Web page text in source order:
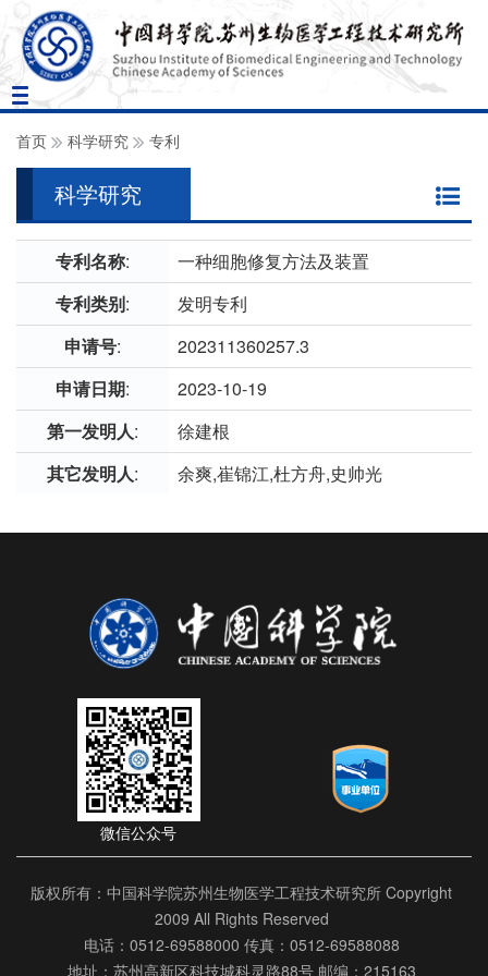
Toggle
navigation
首页 科学研究 专利
科学研究
专利名称:
一种细胞修复方法及装置
专利类别:
发明专利
申请号:
202311360257.3
申请日期:
2023-10-19
第一发明人:
徐建根
其它发明人: 余爽,崔锦江,杜方舟,史帅光
微信公众号
版权所有：中国科学院苏州生物医学工程技术研究所 Copyright
2009 All Rights Reserved
电话：0512-69588000 传真：0512-69588088
地址：苏州高新区科技城科灵路88号 邮编：215163